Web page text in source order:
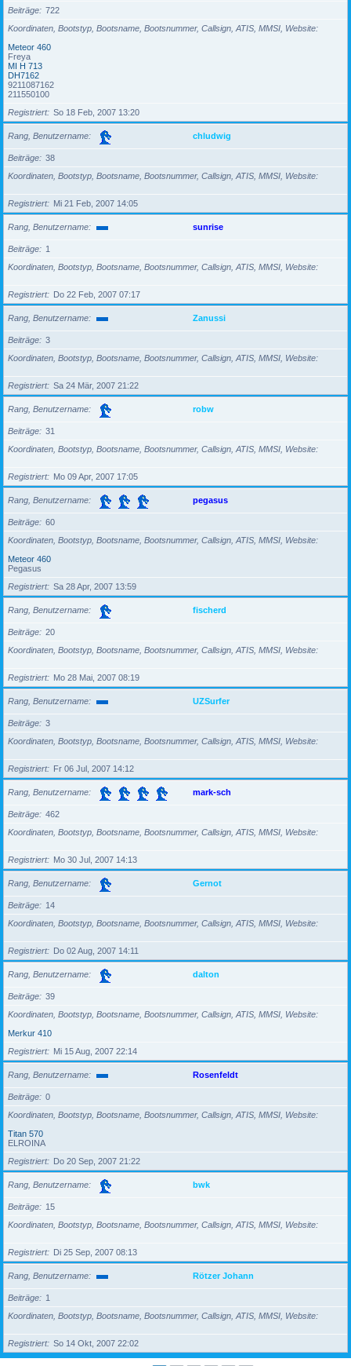
Beiträge
722
Koordinaten, Bootstyp, Bootsname, Bootsnummer, Callsign, ATIS, MMSI, Website
Meteor 460
Freya
MI H 713
DH7162
9211087162
211550100
Registriert
So 18 Feb, 2007 13:20
Rang, Benutzername chludwig
Beiträge
38
Koordinaten, Bootstyp, Bootsname, Bootsnummer, Callsign, ATIS, MMSI, Website
Registriert Mi 21 Feb, 2007 14:05
Rang, Benutzername sunrise
Beiträge
1
Koordinaten, Bootstyp, Bootsname, Bootsnummer, Callsign, ATIS, MMSI, Website
Registriert Do 22 Feb, 2007 07:17
Rang, Benutzername Zanussi
Beiträge
3
Koordinaten, Bootstyp, Bootsname, Bootsnummer, Callsign, ATIS, MMSI, Website
Registriert Sa 24 Mär, 2007 21:22
Rang, Benutzername robw
Beiträge
31
Koordinaten, Bootstyp, Bootsname, Bootsnummer, Callsign, ATIS, MMSI, Website
Registriert Mo 09 Apr, 2007 17:05
Rang, Benutzername pegasus
Beiträge
60
Koordinaten, Bootstyp, Bootsname, Bootsnummer, Callsign, ATIS, MMSI, Website
Meteor 460
Pegasus
Registriert
Sa 28 Apr, 2007 13:59
Rang, Benutzername fischerd
Beiträge
20
Koordinaten, Bootstyp, Bootsname, Bootsnummer, Callsign, ATIS, MMSI, Website
Registriert Mo 28 Mai, 2007 08:19
Rang, Benutzername UZSurfer
Beiträge
3
Koordinaten, Bootstyp, Bootsname, Bootsnummer, Callsign, ATIS, MMSI, Website
Registriert Fr 06 Jul, 2007 14:12
Rang, Benutzername mark-sch
Beiträge
462
Koordinaten, Bootstyp, Bootsname, Bootsnummer, Callsign, ATIS, MMSI, Website
Registriert Mo 30 Jul, 2007 14:13
Rang, Benutzername Gernot
Beiträge
14
Koordinaten, Bootstyp, Bootsname, Bootsnummer, Callsign, ATIS, MMSI, Website
Registriert Do 02 Aug, 2007 14:11
Rang, Benutzername dalton
Beiträge
39
Koordinaten, Bootstyp, Bootsname, Bootsnummer, Callsign, ATIS, MMSI, Website
Merkur 410
Registriert
Mi 15 Aug, 2007 22:14
Rang, Benutzername Rosenfeldt
Beiträge
0
Koordinaten, Bootstyp, Bootsname, Bootsnummer, Callsign, ATIS, MMSI, Website
Titan 570
ELROINA
Registriert
Do 20 Sep, 2007 21:22
Rang, Benutzername bwk
Beiträge
15
Koordinaten, Bootstyp, Bootsname, Bootsnummer, Callsign, ATIS, MMSI, Website
Registriert Di 25 Sep, 2007 08:13
Rang, Benutzername Rötzer Johann
Beiträge
1
Koordinaten, Bootstyp, Bootsname, Bootsnummer, Callsign, ATIS, MMSI, Website
Registriert So 14 Okt, 2007 22:02